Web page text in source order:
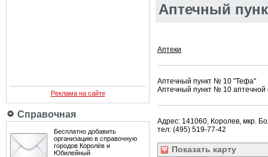
Реклама на сайте
Справочная
Бесплатно добавить
организацию в справочную
городов Королёв и
Юбилейный
Аптечный
Аптеки
Аптечный пункт № 10 "Тефа"
Аптечный пункт № 10
Адрес: 141060, Королев, мкр.
тел: (495) 519-77-42
Показать карту